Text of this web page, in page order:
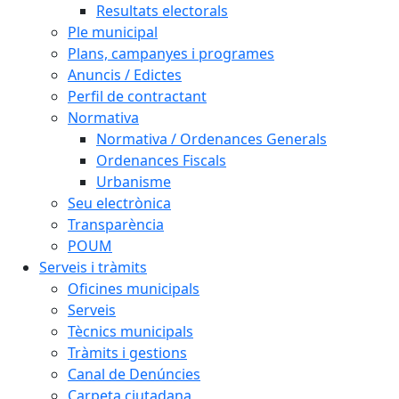
Resultats electorals
Ple municipal
Plans, campanyes i programes
Anuncis / Edictes
Perfil de contractant
Normativa
Normativa / Ordenances Generals
Ordenances Fiscals
Urbanisme
Seu electrònica
Transparència
POUM
Serveis i tràmits
Oficines municipals
Serveis
Tècnics municipals
Tràmits i gestions
Canal de Denúncies